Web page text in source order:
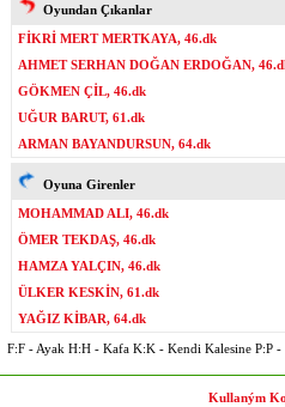
Oyundan Çıkanlar
FİKRİ MERT MERTKAYA, 46.dk
AHMET SERHAN DOĞAN ERDOĞAN,
GÖKMEN ÇİL, 46.dk
UĞUR BARUT, 61.dk
ARMAN BAYANDURSUN, 64.dk
Oyuna Girenler
MOHAMMAD ALI, 46.dk
ÖMER TEKDAŞ, 46.dk
HAMZA YALÇIN, 46.dk
ÜLKER KESKİN, 61.dk
YAĞIZ KİBAR, 64.dk
F:F - Ayak H:H - Kafa K:K - Kendi Kalesine P:P -
Kullaným